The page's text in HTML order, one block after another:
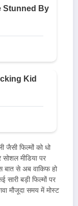
जैसी फिल्मों को धो
मीडिया पर
बात से अब वाकिफ हो
बड़ी फिल्मों पर
मौजूदा समय में मोस्ट